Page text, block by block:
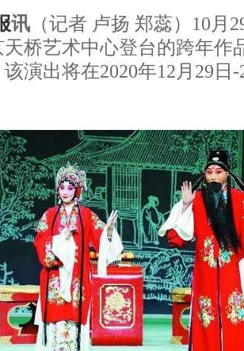
讯 （记者 卢扬 郑蕊）10月
桥艺术中心登台的跨年作
演出将在2020年12月29日-